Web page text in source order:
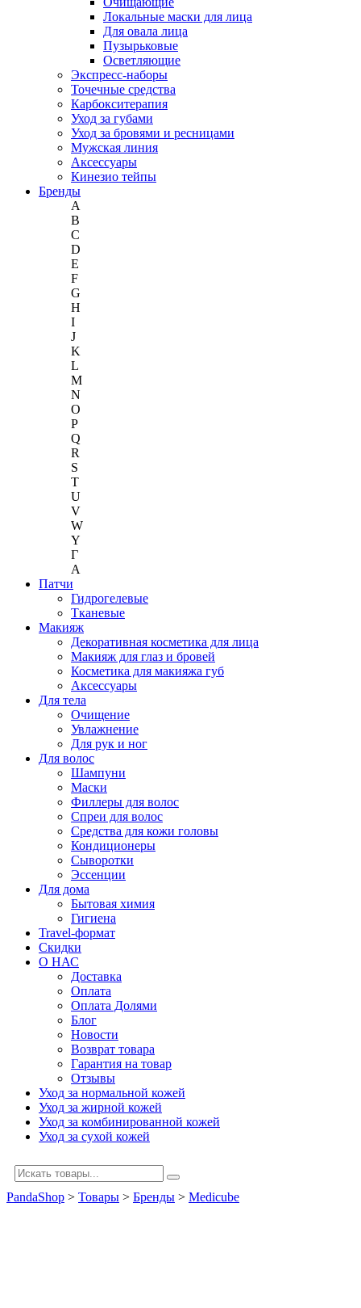
Локальные маски для лица
Для овала лица
Пузырьковые
Осветляющие
Экспресс-наборы
Точечные средства
Карбокситерапия
Уход за губами
Уход за бровями и ресницами
Мужская линия
Аксессуары
Кинезио тейпы
Бренды
A
B
C
D
E
F
G
H
I
J
K
L
M
N
O
P
Q
R
S
T
U
V
W
Y
Г
A
Патчи
Гидрогелевые
Тканевые
Макияж
Декоративная косметика для лица
Макияж для глаз и бровей
Косметика для макияжа губ
Аксессуары
Для тела
Очищение
Увлажнение
Для рук и ног
Для волос
Шампуни
Маски
Филлеры для волос
Спреи для волос
Средства для кожи головы
Кондиционеры
Сыворотки
Эссенции
Для дома
Бытовая химия
Гигиена
Travel-формат
Скидки
О НАС
Доставка
Оплата
Оплата Долями
Блог
Новости
Возврат товара
Гарантия на товар
Отзывы
Уход за нормальной кожей
Уход за жирной кожей
Уход за комбинированной кожей
Уход за сухой кожей
PandaShop > Товары > Бренды > Medicube